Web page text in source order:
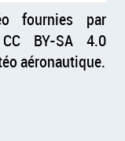
fournies par
BY-SA 4.0
aéronautique.